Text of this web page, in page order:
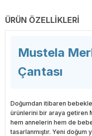
ÜRÜN ÖZELLIKLERI
Mustela
Çantası
Doğumdan itibaren
ürünlerini bir araya getiren
hem annelerin hem de
tasarlanmıştır. Yeni